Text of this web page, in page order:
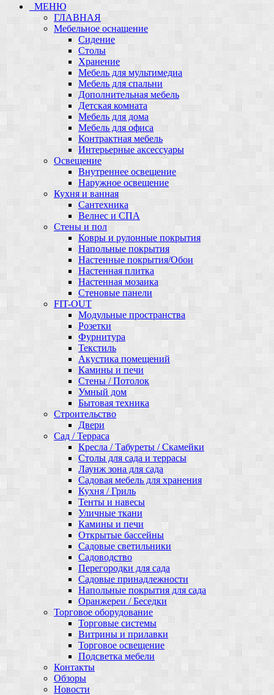
МЕНЮ
ГЛАВНАЯ
Мебельное оснащение
Сидение
Столы
Хранение
Мебель для мультимедиа
Мебель для спальни
Дополнительная мебель
Детская комната
Мебель для дома
Мебель для офиса
Контрактная мебель
Интерьерные аксессуары
Освещение
Внутреннее освещение
Наружное освещение
Кухня и ванная
Сантехника
Велнес и СПА
Стены и пол
Ковры и рулонные покрытия
Напольные покрытия
Настенные покрытия/Обои
Настенная плитка
Настенная мозаика
Стеновые панели
FIT-OUT
Модульные пространства
Розетки
Фурнитура
Текстиль
Акустика помещений
Камины и печи
Стены / Потолок
Умный дом
Бытовая техника
Строительство
Двери
Сад / Терраса
Кресла / Табуреты / Скамейки
Столы для сада и террасы
Лаунж зона для сада
Садовая мебель для хранения
Кухня / Гриль
Тенты и навесы
Уличные ткани
Камины и печи
Открытые бассейны
Садовые светильники
Садоводство
Перегородки для сада
Садовые принадлежности
Напольные покрытия для сада
Оранжереи / Беседки
Торговое оборудование
Торговые системы
Витрины и прилавки
Торговое освещение
Подсветка мебели
Контакты
Обзоры
Новости